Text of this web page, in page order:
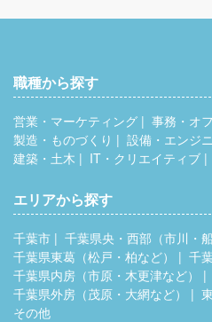
職種から探す
営業・マーケティング 事務・オ
製造・ものづくり
設備・エンジ
建築・土木
IT・クリエイティブ
エリアから探す
千葉市
千葉県央・西部（市川・船
千葉県東葛（松戸・柏など）
千
千葉県内房（市原・木更津など）
千葉県外房（茂原・大網など）
その他